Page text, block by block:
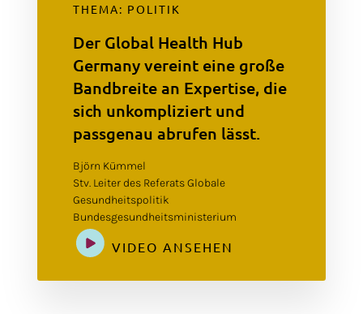
THEMA: POLITIK
Der Global Health Hub
Germany vereint eine große
Bandbreite an Expertise, die
sich unkompliziert und
passgenau abrufen lässt.
Björn Kümmel
Stv. Leiter des Referats Globale
Gesundheitspolitik
Bundesgesundheitsministerium
VIDEO ANSEHEN